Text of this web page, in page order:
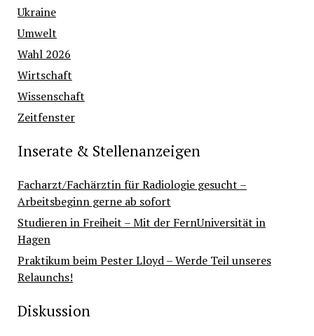
Ukraine
Umwelt
Wahl 2026
Wirtschaft
Wissenschaft
Zeitfenster
Inserate & Stellenanzeigen
Facharzt/Fachärztin für Radiologie gesucht –
Arbeitsbeginn gerne ab sofort
Studieren in Freiheit – Mit der FernUniversität in
Hagen
Praktikum beim Pester Lloyd – Werde Teil unseres
Relaunchs!
Diskussion